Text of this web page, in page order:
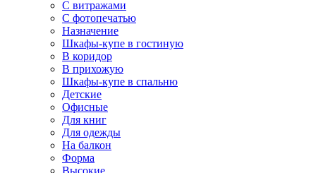
С витражами
С фотопечатью
Назначение
Шкафы-купе в гостиную
В коридор
В прихожую
Шкафы-купе в спальню
Детские
Офисные
Для книг
Для одежды
На балкон
Форма
Высокие